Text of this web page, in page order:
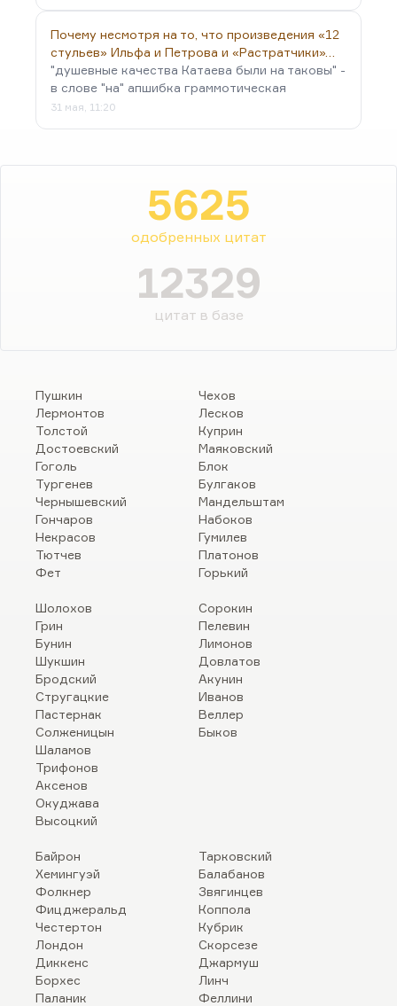
Почему несмотря на то, что произведения «12
стульев» Ильфа и Петрова и «Растратчики»…
"душевные качества Катаева были на таковы" -
в слове "на" апшибка граммотическая
31 мая, 11:20
5625
одобренных цитат
12329
цитат в базе
Пушкин
Лермонтов
Толстой
Достоевский
Гоголь
Тургенев
Чернышевский
Гончаров
Некрасов
Тютчев
Фет
Чехов
Лесков
Куприн
Маяковский
Блок
Булгаков
Мандельштам
Набоков
Гумилев
Платонов
Горький
Шолохов
Грин
Бунин
Шукшин
Бродский
Стругацкие
Пастернак
Солженицын
Шаламов
Трифонов
Аксенов
Окуджава
Высоцкий
Сорокин
Пелевин
Лимонов
Довлатов
Акунин
Иванов
Веллер
Быков
Байрон
Хемингуэй
Фолкнер
Фицджеральд
Честертон
Лондон
Диккенс
Борхес
Паланик
Тарковский
Балабанов
Звягинцев
Коппола
Кубрик
Скорсезе
Джармуш
Линч
Феллини